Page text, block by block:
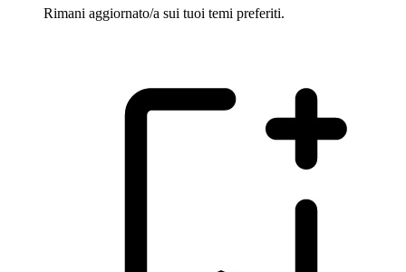
Rimani aggiornato/a sui tuoi temi preferiti.